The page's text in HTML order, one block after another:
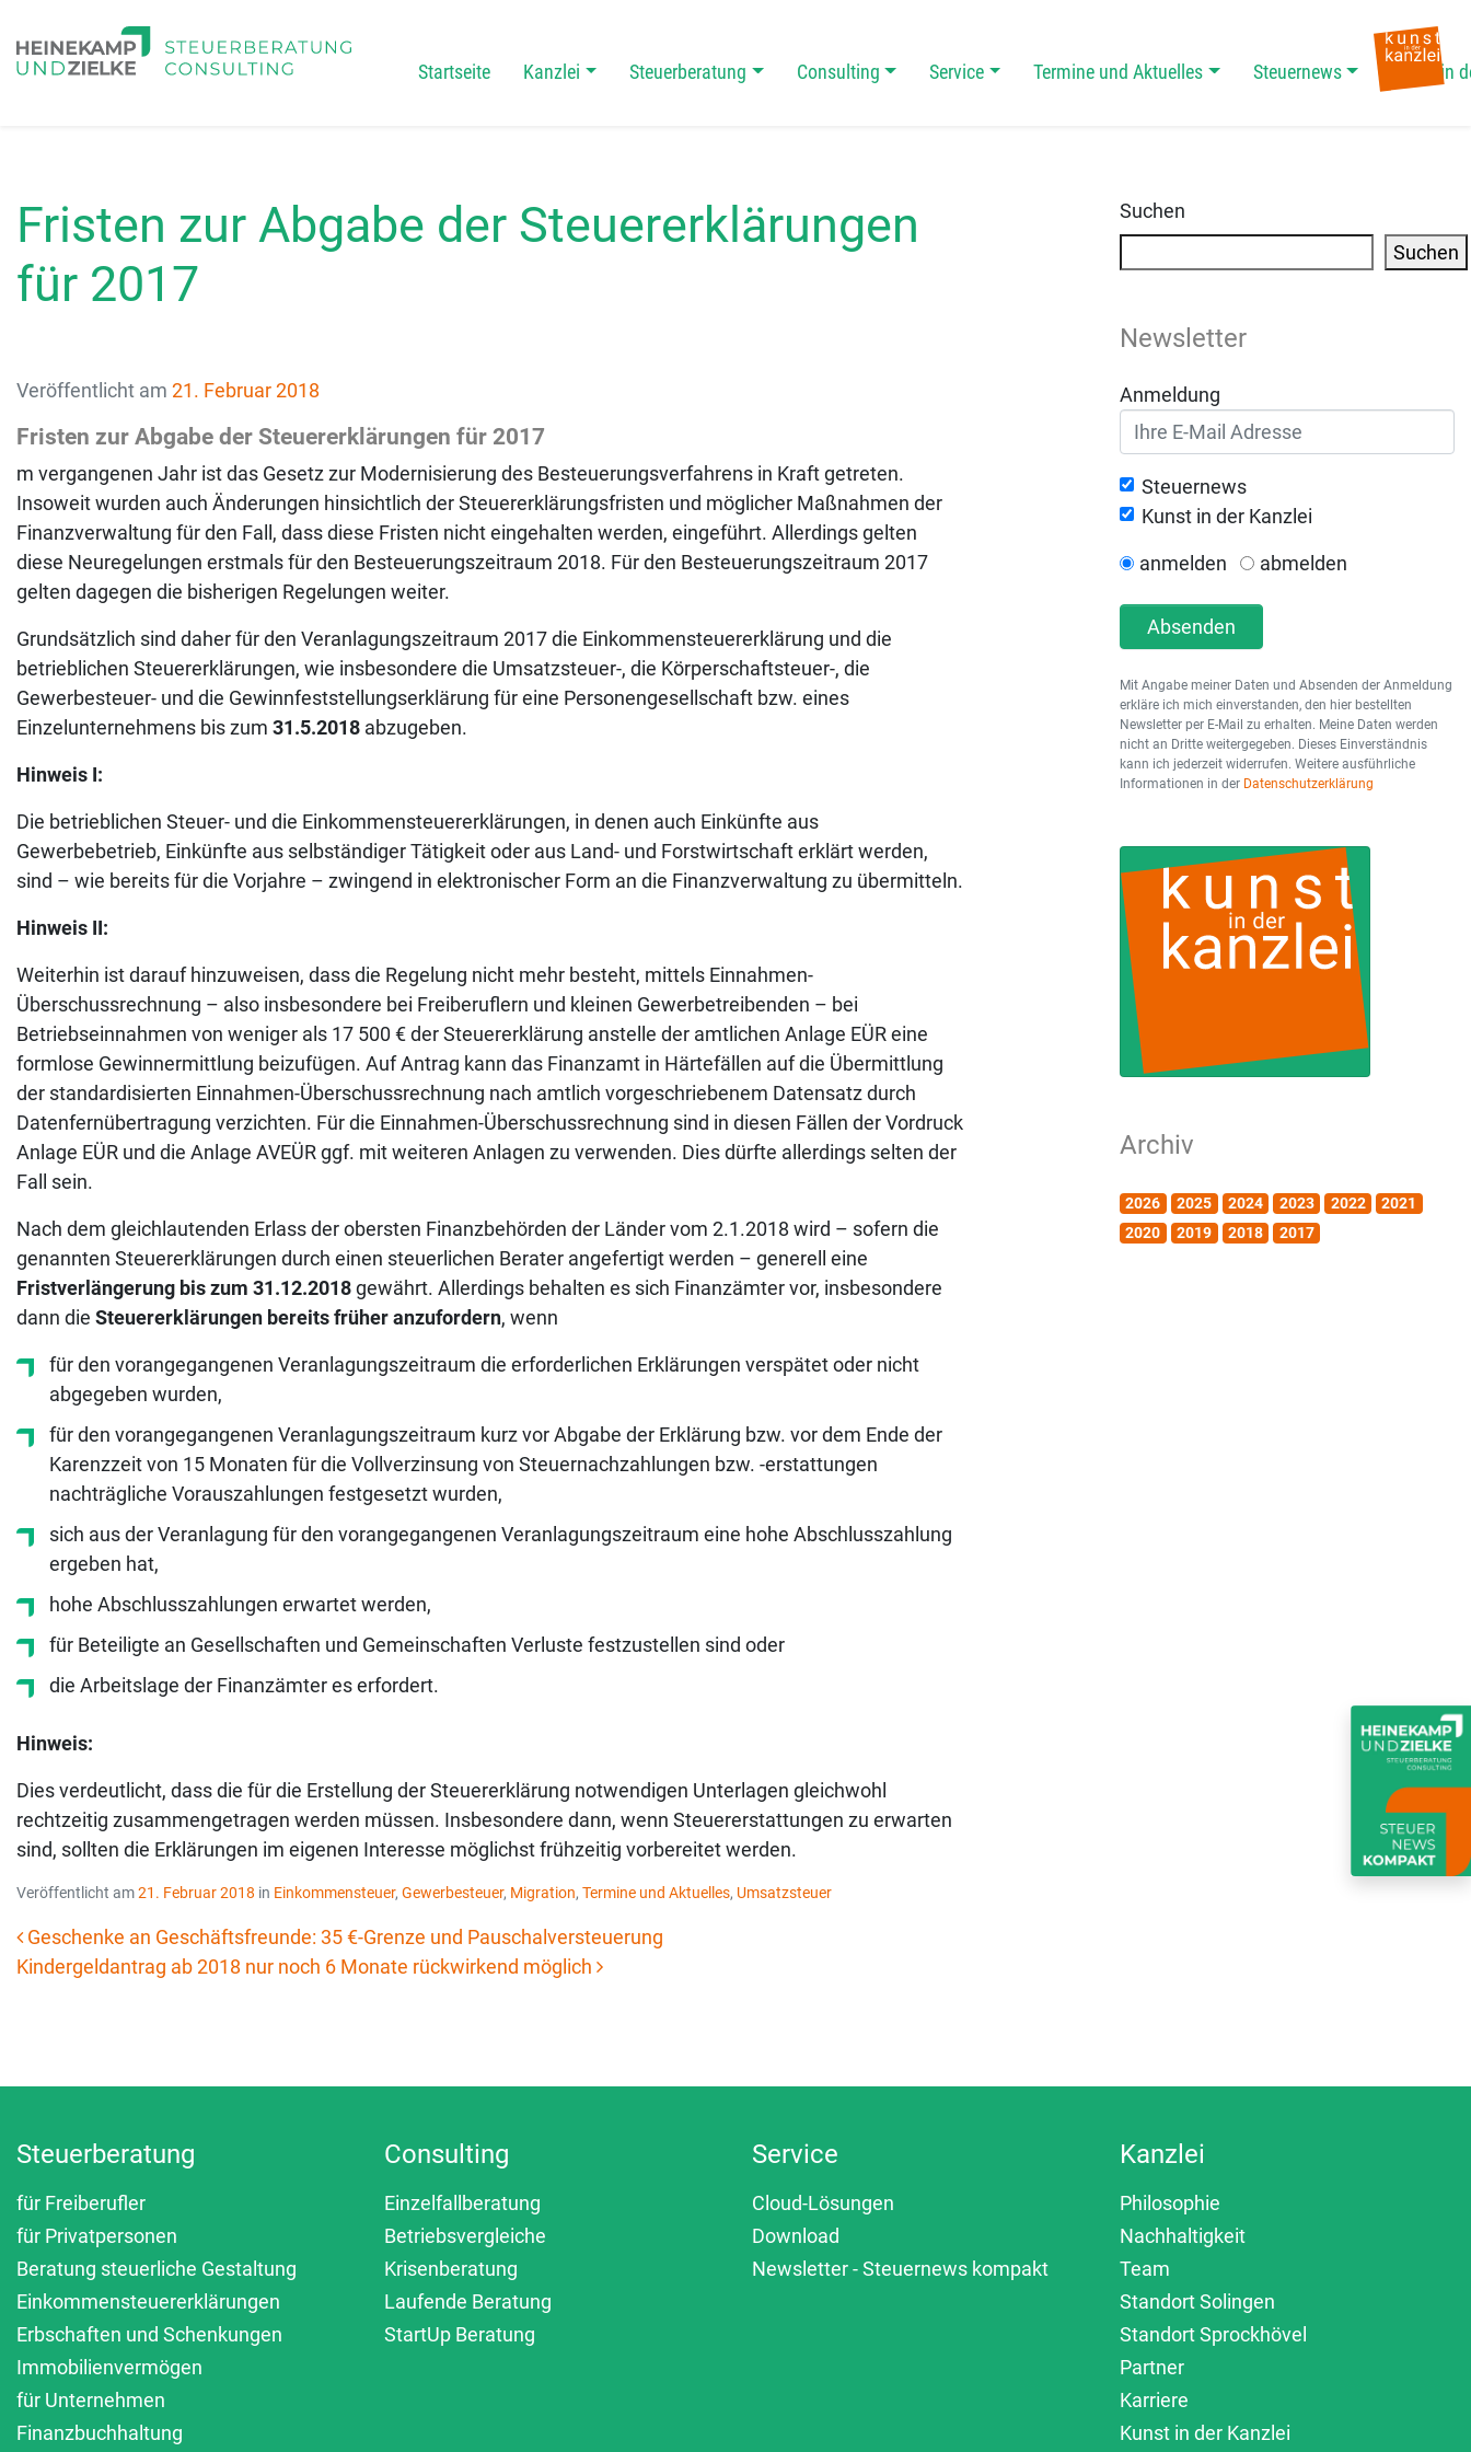
Main Navigation
Startseite Kanzlei Steuerberatung Consulting Service Termine und Aktuelles Steuernews Kunst in
Fristen zur Abgabe der Steuererklärungen
für 2017
Veröffentlicht am 21. Februar 2018
Fristen zur Abgabe der Steuererklärungen für 2017
m vergangenen Jahr ist das Gesetz zur Modernisierung des Besteuerungsverfahrens in Kraft getreten.
Insoweit wurden auch Änderungen hinsichtlich der Steuererklärungsfristen und möglicher Maßnahmen der
Finanzverwaltung für den Fall, dass diese Fristen nicht eingehalten werden, eingeführt. Allerdings gelten
diese Neuregelungen erstmals für den Besteuerungszeitraum 2018. Für den Besteuerungszeitraum 2017
gelten dagegen die bisherigen Regelungen weiter.
Grundsätzlich sind daher für den Veranlagungszeitraum 2017 die Einkommensteuererklärung und die
betrieblichen Steuererklärungen, wie insbesondere die Umsatzsteuer-, die Körperschaftsteuer-, die
Gewerbesteuer- und die Gewinnfeststellungserklärung für eine Personengesellschaft bzw. eines
Einzelunternehmens bis zum 31.5.2018 abzugeben.
Hinweis I:
Die betrieblichen Steuer- und die Einkommensteuererklärungen, in denen auch Einkünfte aus
Gewerbebetrieb, Einkünfte aus selbständiger Tätigkeit oder aus Land- und Forstwirtschaft erklärt werden,
sind – wie bereits für die Vorjahre – zwingend in elektronischer Form an die Finanzverwaltung zu übermitteln.
Hinweis II:
Weiterhin ist darauf hinzuweisen, dass die Regelung nicht mehr besteht, mittels Einnahmen-
Überschussrechnung – also insbesondere bei Freiberuflern und kleinen Gewerbetreibenden – bei
Betriebseinnahmen von weniger als 17 500 € der Steuererklärung anstelle der amtlichen Anlage EÜR eine
formlose Gewinnermittlung beizufügen. Auf Antrag kann das Finanzamt in Härtefällen auf die Übermittlung
der standardisierten Einnahmen-Überschussrechnung nach amtlich vorgeschriebenem Datensatz durch
Datenfernübertragung verzichten. Für die Einnahmen-Überschussrechnung sind in diesen Fällen der Vordruck
Anlage EÜR und die Anlage AVEÜR ggf. mit weiteren Anlagen zu verwenden. Dies dürfte allerdings selten der
Fall sein.
Nach dem gleichlautenden Erlass der obersten Finanzbehörden der Länder vom 2.1.2018 wird – sofern die
genannten Steuererklärungen durch einen steuerlichen Berater angefertigt werden – generell eine
Fristverlängerung bis zum 31.12.2018gewährt. Allerdings behalten es sich Finanzämter vor, insbesondere
dann die Steuererklärungen bereits früher anzufordern, wenn
für den vorangegangenen Veranlagungszeitraum die erforderlichen Erklärungen verspätet oder nicht
abgegeben wurden,
für den vorangegangenen Veranlagungszeitraum kurz vor Abgabe der Erklärung bzw. vor dem Ende der
Karenzzeit von 15 Monaten für die Vollverzinsung von Steuernachzahlungen bzw. -erstattungen
nachträgliche Vorauszahlungen festgesetzt wurden,
sich aus der Veranlagung für den vorangegangenen Veranlagungszeitraum eine hohe Abschlusszahlung
ergeben hat,
hohe Abschlusszahlungen erwartet werden,
für Beteiligte an Gesellschaften und Gemeinschaften Verluste festzustellen sind oder
die Arbeitslage der Finanzämter es erfordert.
Hinweis:
Dies verdeutlicht, dass die für die Erstellung der Steuererklärung notwendigen Unterlagen gleichwohl
rechtzeitig zusammengetragen werden müssen. Insbesondere dann, wenn Steuererstattungen zu erwarten
sind, sollten die Erklärungen im eigenen Interesse möglichst frühzeitig vorbereitet werden.
Veröffentlicht am21. Februar 2018 in Einkommensteuer, Gewerbesteuer, Migration, Termine und Aktuelles, Umsatzsteuer
Beitrags-Navigation
Geschenke an Geschäftsfreunde: 35 €-Grenze und Pauschalversteuerung
Kindergeldantrag ab 2018 nur noch 6 Monate rückwirkend möglich
Suchen
Suchen
Newsletter
Anmeldung
Steuernews
Kunst in der Kanzlei
anmelden abmelden
Absenden
Mit Angabe meiner Daten und Absenden der Anmeldung
erkläre ich mich einverstanden, den hier bestellten
Newsletter per E-Mail zu erhalten. Meine Daten werden
nicht an Dritte weitergegeben. Dieses Einverständnis
kann ich jederzeit widerrufen. Weitere ausführliche
Informationen in der Datenschutzerklärung
Archiv
2026 2025 2024 2023 2022
2021
2020
2019 2018 2017
Steuerberatung
für Freiberufler
für Privatpersonen
Beratung steuerliche Gestaltung
Einkommensteuererklärungen
Erbschaften und Schenkungen
Immobilienvermögen
für Unternehmen
Finanzbuchhaltung
Consulting
Einzelfallberatung
Betriebsvergleiche
Krisenberatung
Laufende Beratung
StartUp Beratung
Service
Cloud-Lösungen
Download
Newsletter - Steuernews kompakt
Kanzlei
Philosophie
Nachhaltigkeit
Team
Standort Solingen
Standort Sprockhövel
Partner
Karriere
Kunst in der Kanzlei